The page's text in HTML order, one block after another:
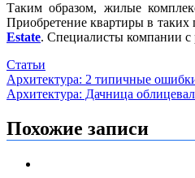
Таким образом, жилые
Приобретение квартиры в
Estate. Специалисты компании с
Статьи
Навигация
по
записям
Архитектура: 2 типичные
Архитектура: Дачница
Похожие записи